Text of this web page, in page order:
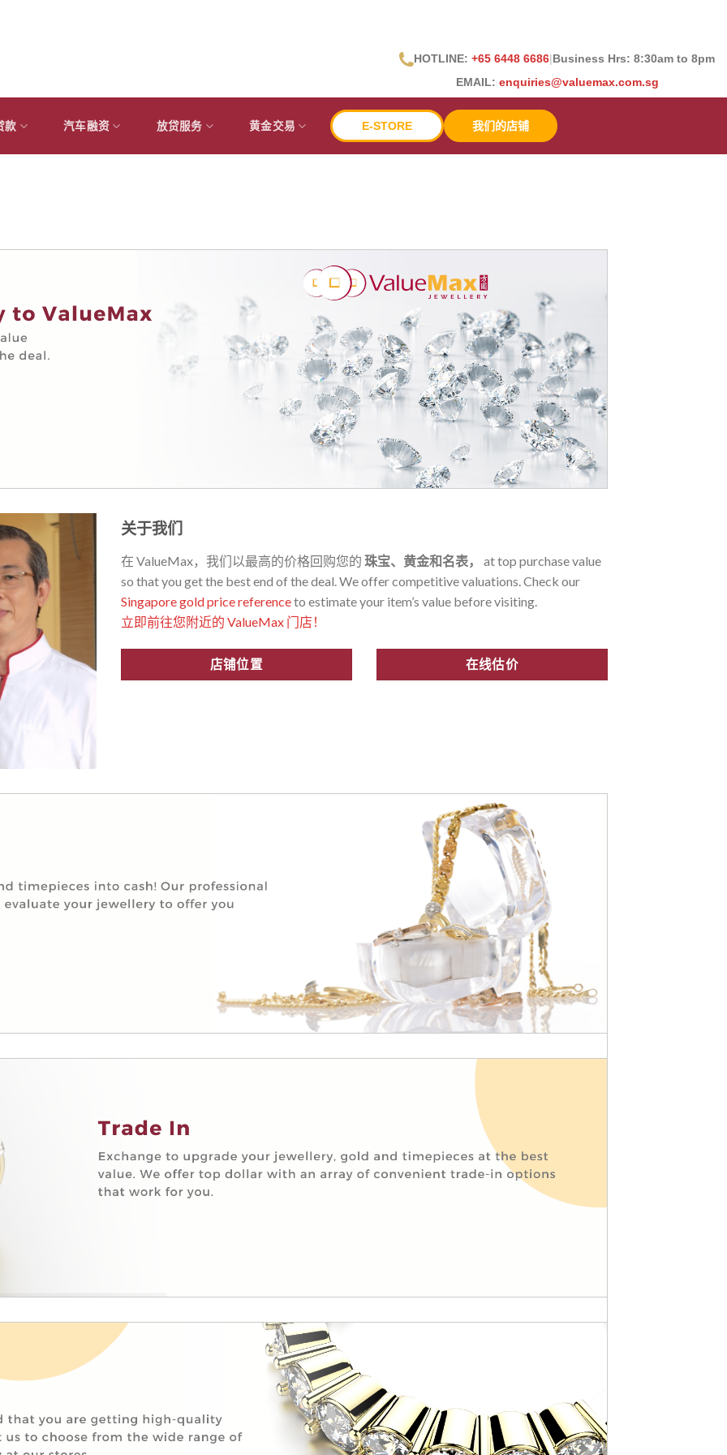
HOTLINE: +65 6448 6686|Business Hrs: 8:30am to 8pm
EMAIL: enquiries@valuemax.com.sg
款 汽车融资 放贷服务 黄金交易 E-STORE 我们的店铺
关于我们
在 ValueMax，我们以最高的价格回购您的 珠宝、黄金和名表， at top purchase value
so that you get the best end of the deal. We offer competitive valuations. Check our
Singapore gold price referenceto estimate your item’s value before visiting.
立即前往您附近的 ValueMax 门店！
店铺位置 在线估价